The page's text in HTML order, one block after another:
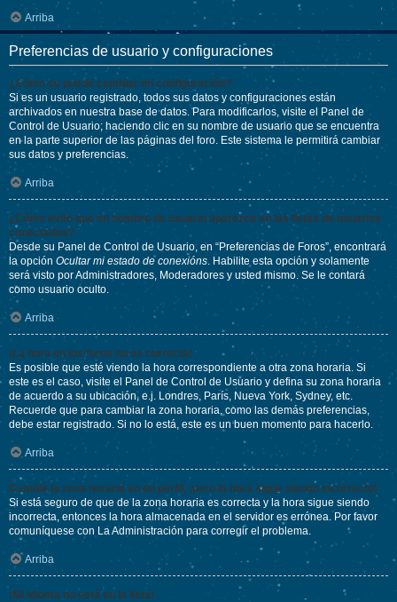
Arriba
Preferencias de usuario y configuraciones
¿Cómo se puede cambiar mi configuración?
Si es un usuario registrado, todos sus datos y configuraciones están
archivados en nuestra base de datos. Para modificarlos, visite el Panel de
Control de Usuario; haciendo clic en su nombre de usuario que se encuentra
en la parte superior de las páginas del foro. Este sistema le permitirá cambiar
sus datos y preferencias.
Arriba
¿Cómo evito que mi nombre de usuario aparezca en las listas de usuarios
conectados?
Desde su Panel de Control de Usuario, en “Preferencias de Foros”, encontrará
la opción Ocultar mi estado de conexións. Habilite esta opción y solamente
será visto por Administradores, Moderadores y usted mismo. Se le contará
como usuario oculto.
Arriba
¡La hora en los foros no es correcta!
Es posible que esté viendo la hora correspondiente a otra zona horaria. Si
este es el caso, visite el Panel de Control de Usuario y defina su zona horaria
de acuerdo a su ubicación, e.j. Londres, París, Nueva York, Sydney, etc.
Recuerde que para cambiar la zona horaria, como las demás preferencias,
debe estar registrado. Si no lo está, este es un buen momento para hacerlo.
Arriba
Cambié la zona horaria en mi perfil, ¡pero la hora sigue siendo incorrecto!
Si está seguro de que de la zona horaria es correcta y la hora sigue siendo
incorrecta, entonces la hora almacenada en el servidor es errónea. Por favor
comuníquese con La Administración para corregir el problema.
Arriba
¡Mi idioma no está en la lista!